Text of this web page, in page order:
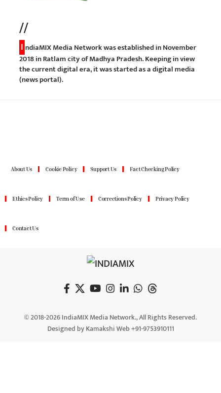
//
I ndiaMIX Media Network was established in November
2018 in Ratlam city of Madhya Pradesh. Keeping in view
the current digital era, it was started as a digital media
(news portal).
About Us Cookie Policy Support Us Fact Checking Policy
Ethics Policy Term of Use Corrections Policy Privacy Policy
Contact Us
© 2018-2026 IndiaMIX Media Network., All Rights Reserved.
Designed by Kamakshi Web +91-9753910111